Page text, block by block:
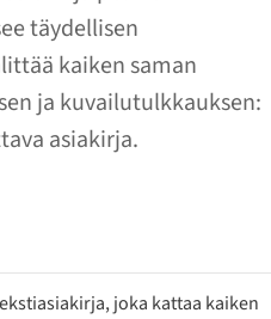
täydellisen
kaiken saman
ja kuvailutulkkauksen:
asiakirja.
joka kattaa kaiken